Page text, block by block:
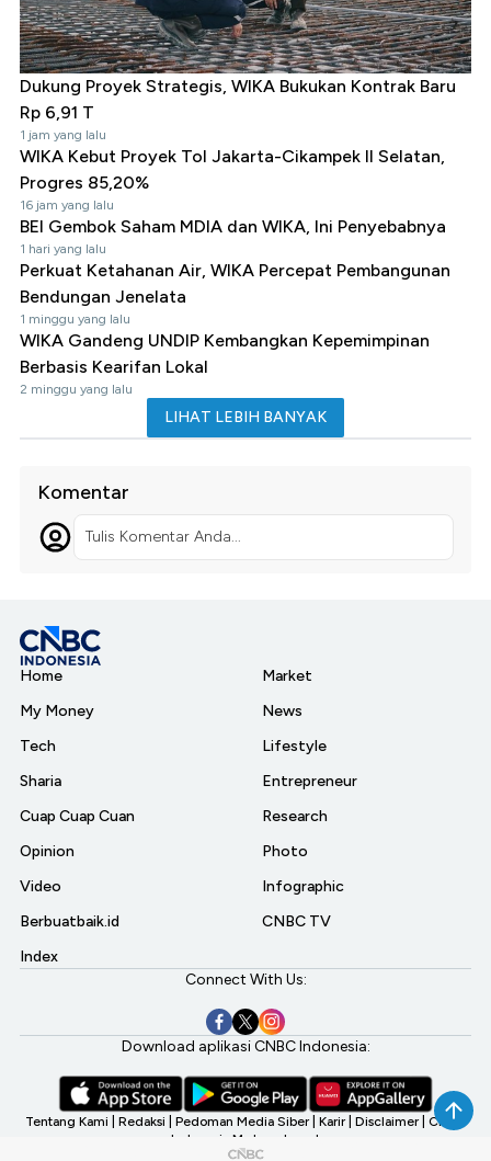
Dukung Proyek Strategis, WIKA Bukukan Kontrak Baru
Rp 6,91 T
1 jam yang lalu
WIKA Kebut Proyek Tol Jakarta-Cikampek II Selatan,
Progres 85,20%
16 jam yang lalu
BEI Gembok Saham MDIA dan WIKA, Ini Penyebabnya
1 hari yang lalu
Perkuat Ketahanan Air, WIKA Percepat Pembangunan
Bendungan Jenelata
1 minggu yang lalu
WIKA Gandeng UNDIP Kembangkan Kepemimpinan
Berbasis Kearifan Lokal
2 minggu yang lalu
LIHAT LEBIH BANYAK
Komentar
Tulis Komentar Anda...
Home
My Money
Tech
Sharia
Cuap Cuap Cuan
Opinion
Video
Berbuatbaik.id
Index
Market
News
Lifestyle
Entrepreneur
Research
Photo
Infographic
CNBC TV
Connect With Us:
Download aplikasi CNBC Indonesia:
Tentang Kami Redaksi Pedoman Media Siber Karir Disclaimer CNBC
Indonesia My Investment
©2026 CNBC Indonesia, A Transmedia Company